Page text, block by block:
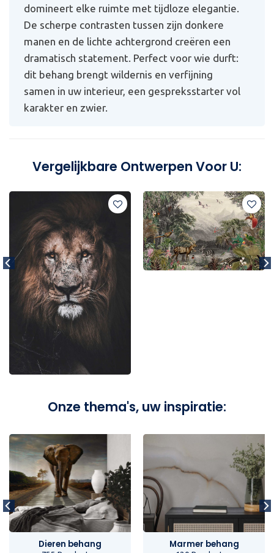
domineert elke ruimte met tijdloze elegantie.
De scherpe contrasten tussen zijn donkere
manen en de lichte achtergrond creëren een
dramatisch statement. Perfect voor wie durft:
dit behang brengt wildernis en verfijning
samen in uw interieur, een gespreksstarter vol
karakter en zwier.
Vergelijkbare Ontwerpen Voor U:
Onze thema's, uw inspiratie:
Dieren behang Marmer behang